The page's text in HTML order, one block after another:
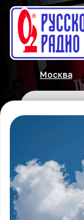
Москва